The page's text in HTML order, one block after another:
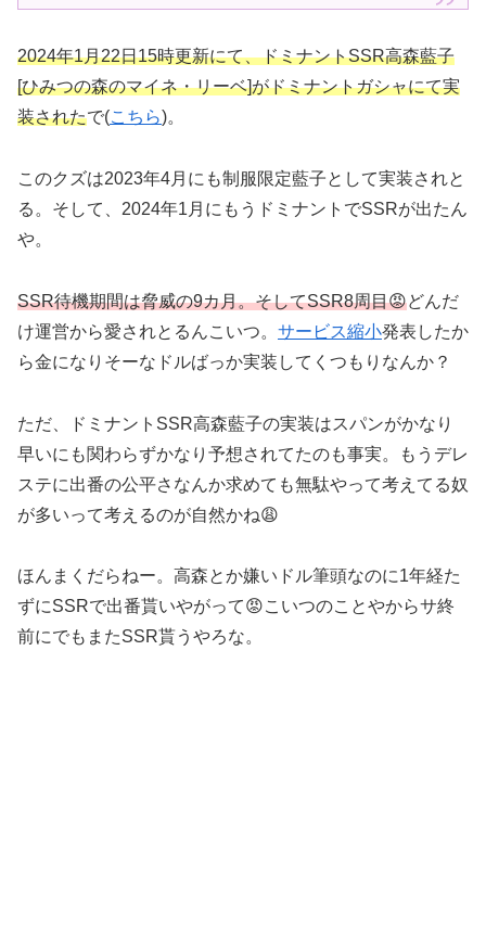
2024年1月22日15時更新にて、ドミナントSSR高森藍子
[ひみつの森のマイネ・リーベ]がドミナントガシャにて実
装されたで(こちら)。
このクズは2023年4月にも制服限定藍子として実装されと
る。そして、2024年1月にもうドミナントでSSRが出たん
や。
SSR待機期間は脅威の9カ月。そしてSSR8周目😡どんだ
け運営から愛されとるんこいつ。 サービス縮小発表したか
ら金になりそーなドルばっか実装してくつもりなんか？
ただ、ドミナントSSR高森藍子の実装はスパンがかなり
早いにも関わらずかなり予想されてたのも事実。もうデレ
ステに出番の公平さなんか求めても無駄やって考えてる奴
が多いって考えるのが自然かね😩
ほんまくだらねー。高森とか嫌いドル筆頭なのに1年経た
ずにSSRで出番貰いやがって😡こいつのことやからサ終
前にでもまたSSR貰うやろな。